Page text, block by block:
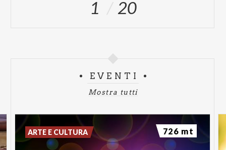
1 20
EVENTI
Mostra tutti
ARTE E CULTURA 726 mt